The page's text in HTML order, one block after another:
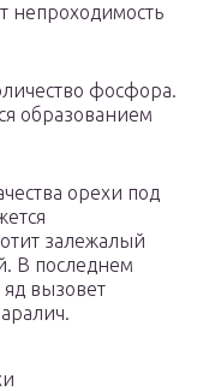
непроходимость
фосфора.
образованием
орехи под
залежалый
В последнем
яд вызовет